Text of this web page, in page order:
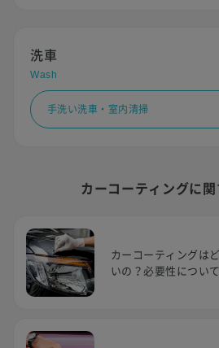
洗車
Wash
手洗い洗車・室内清掃
カーコーティングに
カーコーティングは
いの？必要性につい